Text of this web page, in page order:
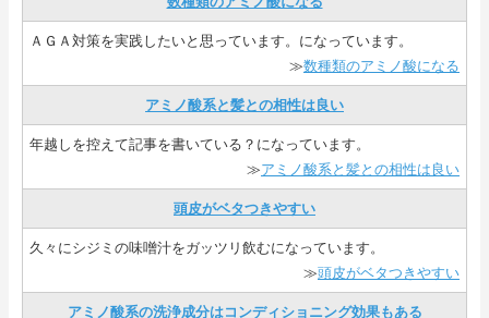
ＡＧＡ対策を実践したいと思っています。になっています。
≫数種類のアミノ酸になる
アミノ酸系と髪との相性は良い
年越しを控えて記事を書いている？になっています。
≫アミノ酸系と髪との相性は良い
頭皮がベタつきやすい
久々にシジミの味噌汁をガッツリ飲むになっています。
≫頭皮がベタつきやすい
アミノ酸系の洗浄成分はコンディショニング効果もある